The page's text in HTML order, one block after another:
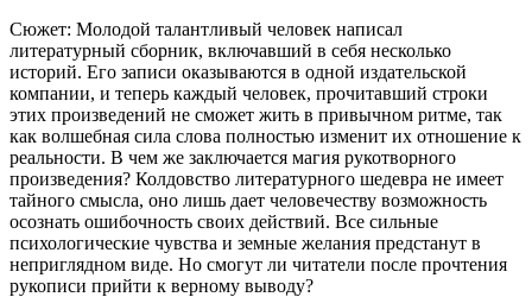
Сюжет: Молодой талантливый человек написал
литературный сборник, включавший в себя несколько
историй. Его записи оказываются в одной издательской
компании, и теперь каждый человек, прочитавший строки
этих произведений не сможет жить в привычном ритме, так
как волшебная сила слова полностью изменит их отношение к
реальности. В чем же заключается магия рукотворного
произведения? Колдовство литературного шедевра не имеет
тайного смысла, оно лишь дает человечеству возможность
осознать ошибочность своих действий. Все сильные
психологические чувства и земные желания предстанут в
неприглядном виде. Но смогут ли читатели после прочтения
рукописи прийти к верному выводу?